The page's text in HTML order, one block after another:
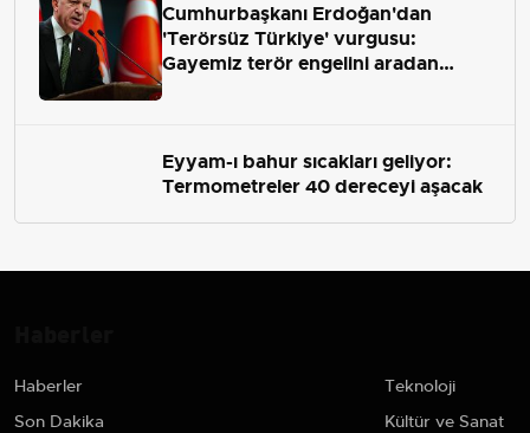
Cumhurbaşkanı Erdoğan'dan
'Terörsüz Türkiye' vurgusu:
Gayemiz terör engelini aradan
Eyyam-ı bahur sıcakları geliyor:
Termometreler 40 dereceyi aşacak
Haberler
Son Dakika
Teknoloji
Kültür ve Sanat